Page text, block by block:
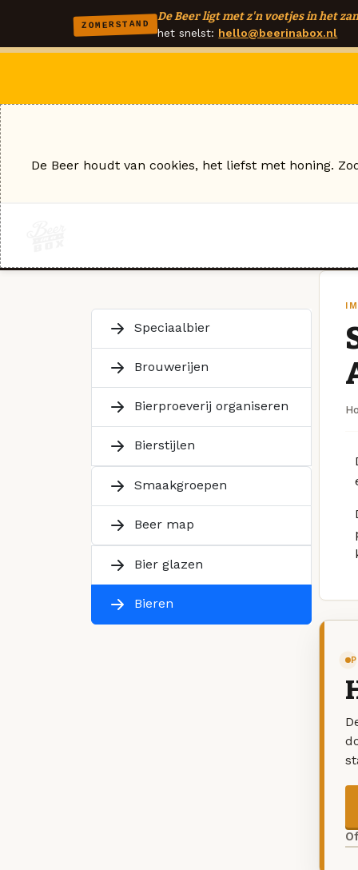
ZOMERSTAND
De Beer ligt met z'n voetjes in het
het snelst: hello@beerinabox.nl
Speciaalbier
Brouwerijen
Bierproeverij organiseren
Bierstijlen
Smaakgroepen
Beer map
Bier glazen
Bieren
De Beer houdt van cookies, het liefst met honing.